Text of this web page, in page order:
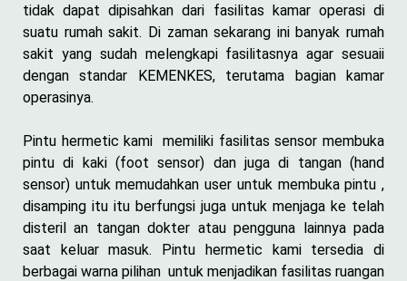
tidak dapat dipisahkan dari fasilitas kamar operasi di
suatu rumah sakit. Di zaman sekarang ini banyak rumah
sakit yang sudah melengkapi fasilitasnya agar sesuaii
dengan standar KEMENKES, terutama bagian kamar
operasinya.
Pintu hermetic kami memiliki fasilitas sensor membuka
pintu di kaki (foot sensor) dan juga di tangan (hand
sensor) untuk memudahkan user untuk membuka pintu ,
disamping itu itu berfungsi juga untuk menjaga ke telah
disteril an tangan dokter atau pengguna lainnya pada
saat keluar masuk. Pintu hermetic kami tersedia di
berbagai warna pilihan untuk menjadikan fasilitas ruangan